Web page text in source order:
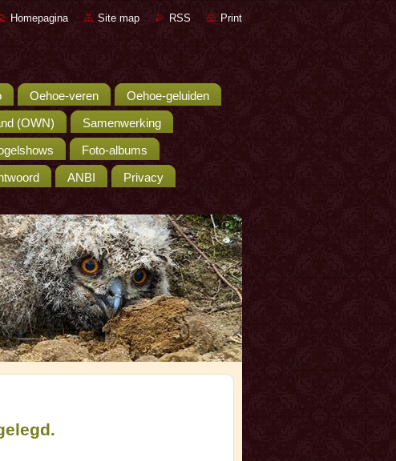
Homepagina Site map RSS Print
Oehoe-veren Oehoe-geluiden
(OWN) Samenwerking
Foto-albums
ANBI Privacy